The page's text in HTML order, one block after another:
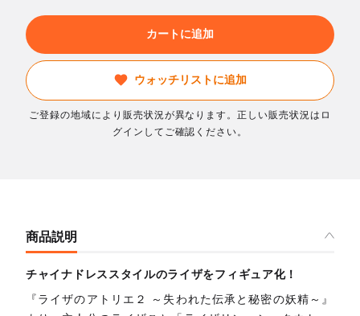
カートに追加
ウォッチリストに追加
ご登録の地域により販売状況が異なります。正しい販売状況はロ
グインしてご確認ください。
商品説明
チャイナドレススタイルのライザをフィギュア化！
『ライザのアトリエ２ ～失われた伝承と秘密の妖精～』